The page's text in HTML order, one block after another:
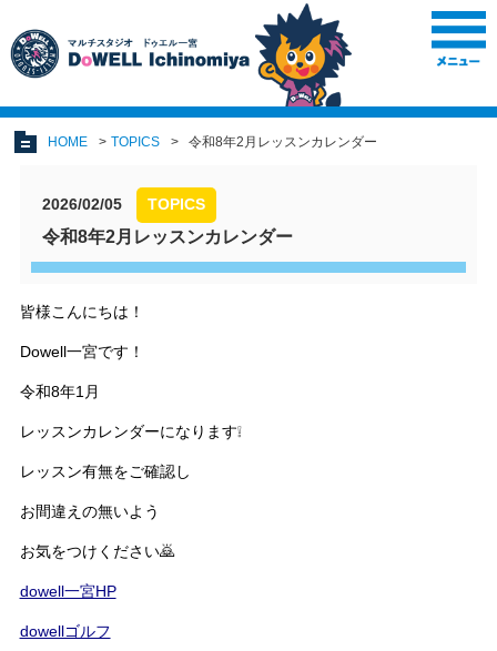
HOME TOPICS 令和8年2月レッスンカレンダー
2026/02/05 TOPICS
令和8年2月レッスンカレンダー
皆様こんにちは！
Dowell一宮です！
令和8年1月
レッスンカレンダーになります❕
レッスン有無をご確認し
お間違えの無いよう
お気をつけください🙇
dowell一宮HP
dowellゴルフ